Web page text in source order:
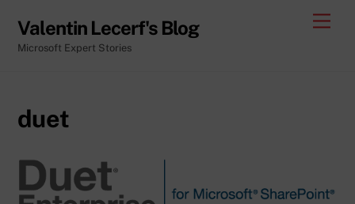
content
Valentin Lecerf's Blog
Microsoft Expert Stories
duet